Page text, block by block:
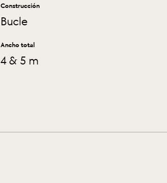
Construcción
Bucle
Ancho total
4 & 5 m